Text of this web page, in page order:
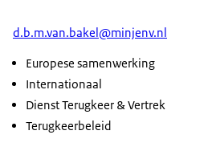
d.b.m.van.bakel@minjenv.nl
Europese samenwerking
Internationaal
Dienst Terugkeer & Vertrek
Terugkeerbeleid